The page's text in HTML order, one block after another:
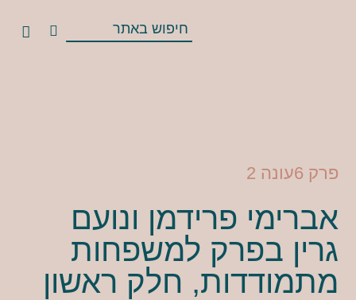
פרק 6 עונה 2
אברימי פרידמן ונועם
גרין בפרק למשפחות
מתמודדות, חלק ראשון